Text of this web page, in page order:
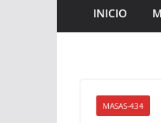
INICIO
MASAS-434